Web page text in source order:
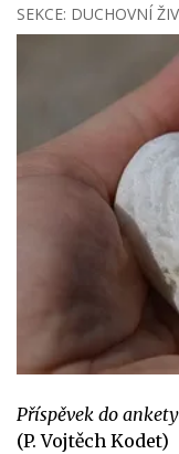
SEKCE: DUCHOVNÍ
Příspěvek do
(P. Vojtěch Kodet)